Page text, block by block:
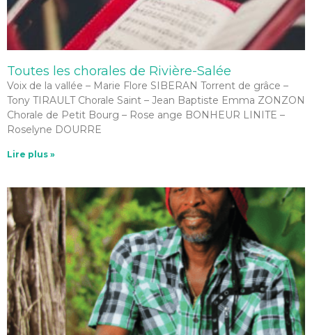
Toutes les chorales de Rivière-Salée
Voix de la vallée – Marie Flore SIBERAN Torrent de grâce –
Tony TIRAULT Chorale Saint – Jean Baptiste Emma ZONZON
Chorale de Petit Bourg – Rose ange BONHEUR LINITE –
Roselyne DOURRE
Lire plus »